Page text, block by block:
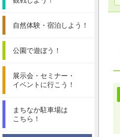
自然体験・ 宿泊しよう！
公園で遊ぼう！
展示会・セミナー・
イベントに行こう！
まちなか駐車場は
こちら！